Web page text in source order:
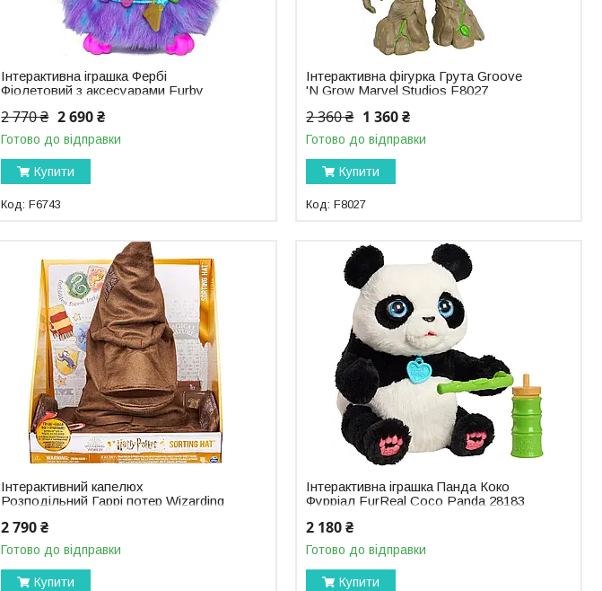
Інтерактивна іграшка Фербі
Фіолетовий з аксесуарами Furby
2 770 ₴ 2 690 ₴
Готово до відправки
Купити
F6743
Інтерактивна фігурка Грута Groove
'N Grow Marvel Studios F8027
2 360 ₴ 1 360 ₴
Готово до відправки
Купити
F8027
Інтерактивний капелюх
Розподільний Гаррі потер Wizarding
2 790 ₴
Готово до відправки
Купити
Інтерактивна іграшка Панда Коко
Фурріал FurReal Coco Panda 28183
2 180 ₴
Готово до відправки
Купити